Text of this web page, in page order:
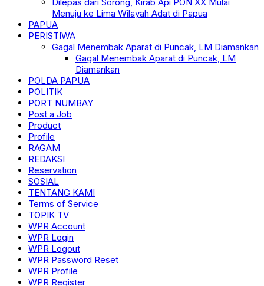
Menuju ke Lima Wilayah Adat di Papua
PAPUA
PERISTIWA
Gagal Menembak Aparat di Puncak, LM Diamankan
Gagal Menembak Aparat di Puncak, LM
Diamankan
POLDA PAPUA
POLITIK
PORT NUMBAY
Post a Job
Product
Profile
RAGAM
REDAKSI
Reservation
SOSIAL
TENTANG KAMI
Terms of Service
TOPIK TV
WPR Account
WPR Login
WPR Logout
WPR Password Reset
WPR Profile
WPR Register